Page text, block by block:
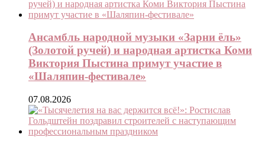
Ансамбль народной музыки «Зарни ёль»
(Золотой ручей) и народная артистка Коми
Виктория Пыстина примут участие в
«Шаляпин-фестивале»
07.08.2026